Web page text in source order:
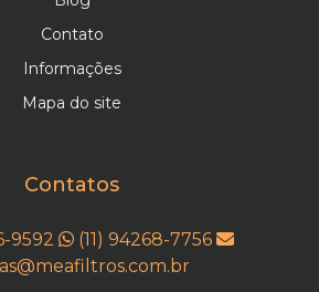
Contato
Informações
Mapa do site
Contatos
9592
(11) 94268-7756